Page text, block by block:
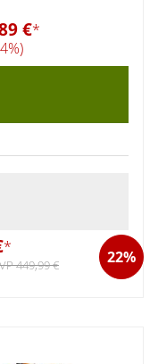
€*
* 22%
449,99 €